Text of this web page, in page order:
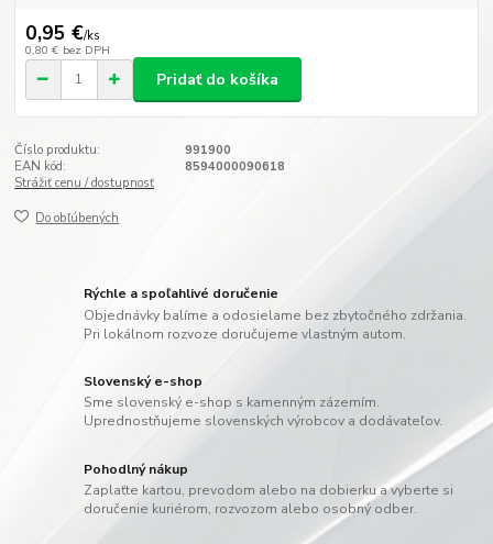
0,95 €/ks
0,80 € bez DPH
Pridať do košíka
Číslo produktu:
991900
EAN kód:
8594000090618
Strážiť cenu / dostupnosť
Do obľúbených
Rýchle a spoľahlivé doručenie
Objednávky balíme a odosielame bez zbytočného zdržania.
Pri lokálnom rozvoze doručujeme vlastným autom.
Slovenský e-shop
Sme slovenský e-shop s kamenným zázemím.
Uprednostňujeme slovenských výrobcov a dodávateľov.
Pohodlný nákup
Zaplaťte kartou, prevodom alebo na dobierku a vyberte si
doručenie kuriérom, rozvozom alebo osobný odber.